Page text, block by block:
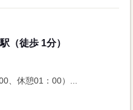
（徒歩 1分）
、休憩01：00）...